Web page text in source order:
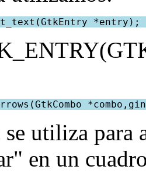
*entry);
utiliza para
en un